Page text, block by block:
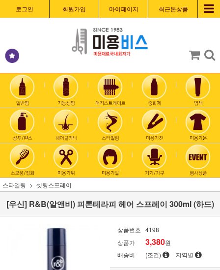
로그인 회원가입 마이페이지 최근본상품
스타일링 셋팅스프레이
[우신] R&B(알앤비) 피톤테라피 헤어 스프레이 300ml (하드)
상품번호 4198
상품가
3,380원
배송비
(조건) 지역별